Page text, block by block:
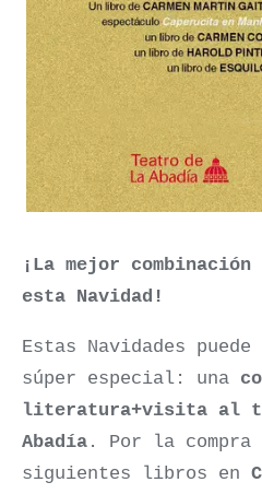
¡La mejor
esta Navidad!
Estas Navidades
súper especial: una
literatura+visita al
Abadía . Por la compra
siguientes libros en